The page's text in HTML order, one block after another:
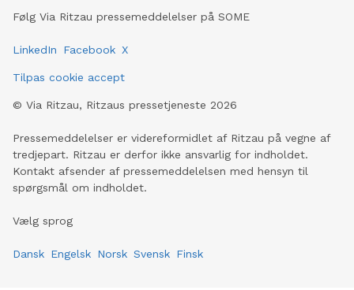
Følg Via Ritzau pressemeddelelser på SOME
LinkedIn Facebook X
Tilpas cookie accept
© Via Ritzau, Ritzaus pressetjeneste 2026
Pressemeddelelser er videreformidlet af Ritzau på vegne af
tredjepart. Ritzau er derfor ikke ansvarlig for indholdet.
Kontakt afsender af pressemeddelelsen med hensyn til
spørgsmål om indholdet.
Vælg sprog
Dansk Engelsk Norsk Svensk Finsk